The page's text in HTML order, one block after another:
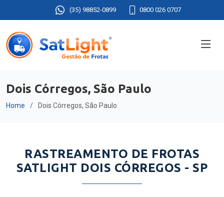
(35) 98852-0899 0800 026 0707
Dois Córregos, São Paulo
Home Dois Córregos, São Paulo
RASTREAMENTO DE FROTAS
SATLIGHT DOIS CÓRREGOS - SP